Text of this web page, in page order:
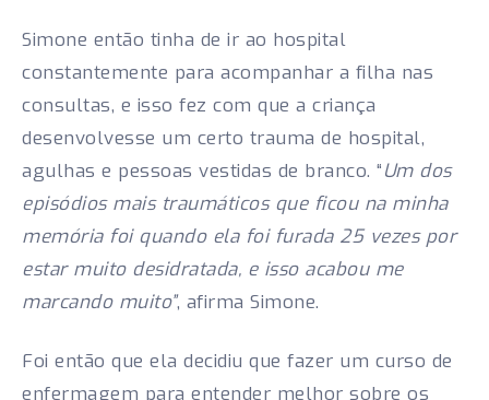
Simone então tinha de ir ao hospital
constantemente para acompanhar a filha nas
consultas, e isso fez com que a criança
desenvolvesse um certo trauma de hospital,
agulhas e pessoas vestidas de branco. “Um dos
episódios mais traumáticos que ficou na minha
memória foi quando ela foi furada 25 vezes por
estar muito desidratada, e isso acabou me
marcando muito”, afirma Simone.
Foi então que ela decidiu que fazer um curso de
enfermagem para entender melhor sobre os